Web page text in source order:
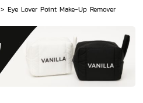
>Eye Lover Point Make-Up Remover